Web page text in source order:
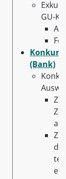
GU-
Konkurs
(Bank)